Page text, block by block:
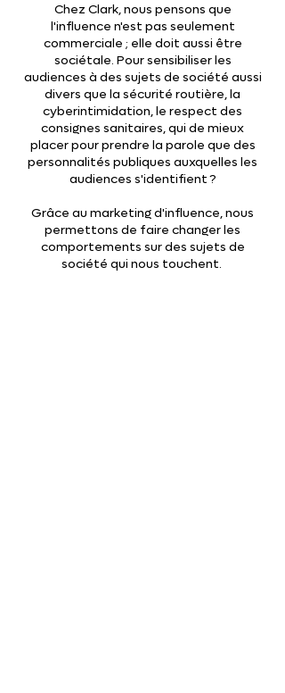
Chez Clark, nous pensons que
l'influence n'est pas seulement
commerciale ; elle doit aussi être
sociétale. Pour sensibiliser les
audiences à des sujets de société aussi
divers que la sécurité routière, la
cyberintimidation, le respect des
consignes sanitaires, qui de mieux
placer pour prendre la parole que des
personnalités publiques auxquelles les
audiences s'identifient ?
Grâce au marketing d'influence, nous
permettons de faire changer les
comportements sur des sujets de
société qui nous touchent.